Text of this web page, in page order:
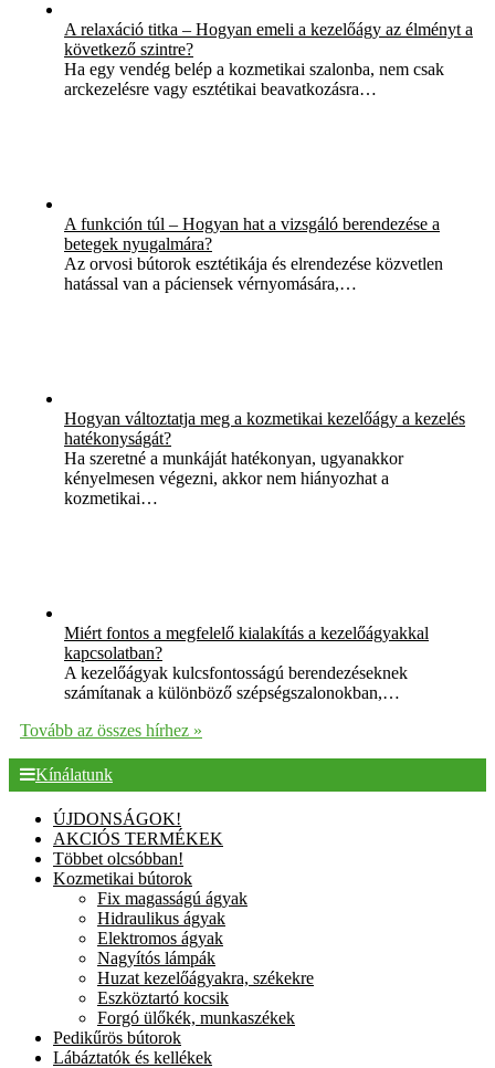
A relaxáció titka – Hogyan emeli a kezelőágy az élményt a
következő szintre?
Ha egy vendég belép a kozmetikai szalonba, nem csak
arckezelésre vagy esztétikai beavatkozásra…
A funkción túl – Hogyan hat a vizsgáló berendezése a
betegek nyugalmára?
Az orvosi bútorok esztétikája és elrendezése közvetlen
hatással van a páciensek vérnyomására,…
Hogyan változtatja meg a kozmetikai kezelőágy a kezelés
hatékonyságát?
Ha szeretné a munkáját hatékonyan, ugyanakkor
kényelmesen végezni, akkor nem hiányozhat a
kozmetikai…
Miért fontos a megfelelő kialakítás a kezelőágyakkal
kapcsolatban?
A kezelőágyak kulcsfontosságú berendezéseknek
számítanak a különböző szépségszalonokban,…
Tovább az összes hírhez »
Kínálatunk
ÚJDONSÁGOK!
AKCIÓS TERMÉKEK
Többet olcsóbban!
Kozmetikai bútorok
Fix magasságú ágyak
Hidraulikus ágyak
Elektromos ágyak
Nagyítós lámpák
Huzat kezelőágyakra, székekre
Eszköztartó kocsik
Forgó ülőkék, munkaszékek
Pedikűrös bútorok
Lábáztatók és kellékek